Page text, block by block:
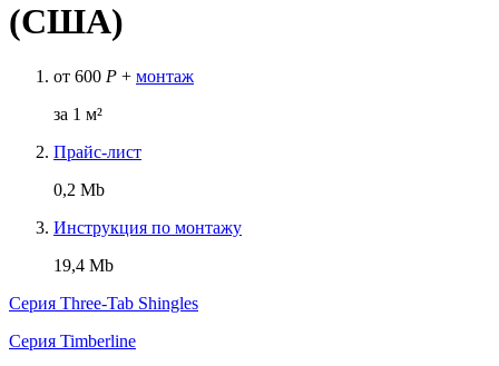
(США)
от 600 Р + монтаж
за 1 м²
Прайс-лист
0,2 Mb
Инструкция по монтажу
19,4 Mb
Серия Three-Tab Shingles
Серия Timberline